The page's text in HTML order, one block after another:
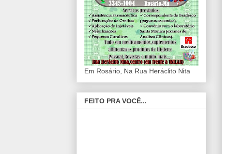
Em Rosário, Na Rua Heráclito Nita
FEITO PRA VOCÊ...